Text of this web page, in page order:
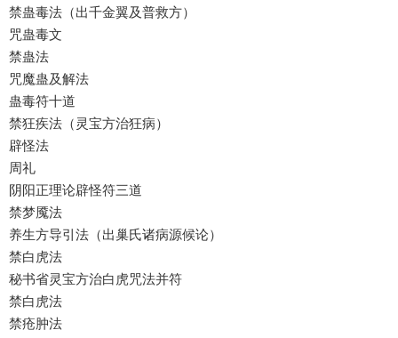
禁蛊毒法（出千金翼及普救方）
咒蛊毒文
禁蛊法
咒魔蛊及解法
蛊毒符十道
禁狂疾法（灵宝方治狂病）
辟怪法
周礼
阴阳正理论辟怪符三道
禁梦魇法
养生方导引法（出巢氏诸病源候论）
禁白虎法
秘书省灵宝方治白虎咒法并符
禁白虎法
禁疮肿法